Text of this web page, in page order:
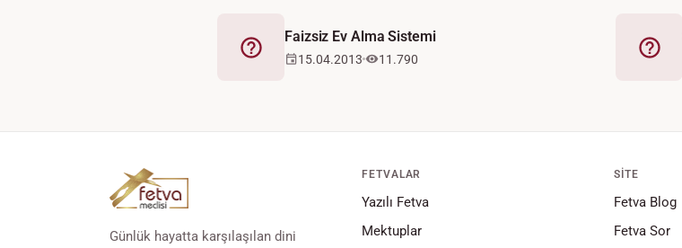
Fetva
Faizsiz Ev Alma Sistemi
15.04.2013 11.790 Fetva
Günlük hayatta karşılaşılan dini
FETVALAR
Yazılı Fetva
Mektuplar
SITE
Fetva Blog
Fetva Sor